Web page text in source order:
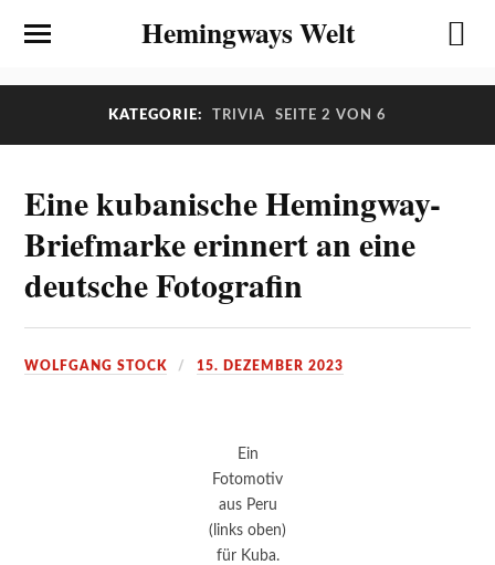
Hemingways Welt
KATEGORIE: TRIVIA SEITE 2 VON 6
Eine kubanische Hemingway-
Briefmarke erinnert an eine
deutsche Fotografin
WOLFGANG STOCK 15. DEZEMBER 2023
Ein
Fotomotiv
aus Peru
(links oben)
für Kuba.